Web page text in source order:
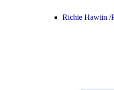
Richie Hawtin /